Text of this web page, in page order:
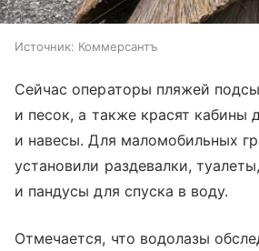
Источник: Коммерсантъ
Сейчас операторы пляжей
и песок, а также красят кабины
и навесы. Для маломобильных
установили раздевалки,
и пандусы для спуска в воду.
Отмечается, что водолазы